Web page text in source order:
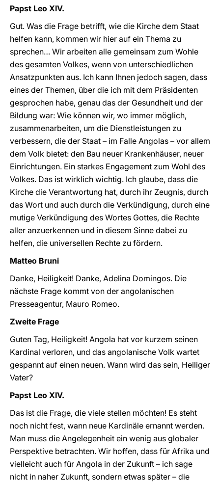
Papst Leo XIV.
Gut. Was die Frage betrifft, wie die Kirche dem Staat
helfen kann, kommen wir hier auf ein Thema zu
sprechen… Wir arbeiten alle gemeinsam zum Wohle
des gesamten Volkes, wenn von unterschiedlichen
Ansatzpunkten aus. Ich kann Ihnen jedoch sagen, dass
eines der Themen, über die ich mit dem Präsidenten
gesprochen habe, genau das der Gesundheit und der
Bildung war: Wie können wir, wo immer möglich,
zusammenarbeiten, um die Dienstleistungen zu
verbessern, die der Staat – im Falle Angolas – vor allem
dem Volk bietet: den Bau neuer Krankenhäuser, neuer
Einrichtungen. Ein starkes Engagement zum Wohl des
Volkes. Das ist wirklich wichtig. Ich glaube, dass die
Kirche die Verantwortung hat, durch ihr Zeugnis, durch
das Wort und auch durch die Verkündigung, durch eine
mutige Verkündigung des Wortes Gottes, die Rechte
aller anzuerkennen und in diesem Sinne dabei zu
helfen, die universellen Rechte zu fördern.
Matteo Bruni
Danke, Heiligkeit! Danke, Adelina Domingos. Die
nächste Frage kommt von der angolanischen
Presseagentur, Mauro Romeo.
Zweite Frage
Guten Tag, Heiligkeit! Angola hat vor kurzem seinen
Kardinal verloren, und das angolanische Volk wartet
gespannt auf einen neuen. Wann wird das sein, Heiliger
Vater?
Papst Leo XIV.
Das ist die Frage, die viele stellen möchten! Es steht
noch nicht fest, wann neue Kardinäle ernannt werden.
Man muss die Angelegenheit ein wenig aus globaler
Perspektive betrachten. Wir hoffen, dass für Afrika und
vielleicht auch für Angola in der Zukunft – ich sage
nicht in naher Zukunft, sondern etwas später – die